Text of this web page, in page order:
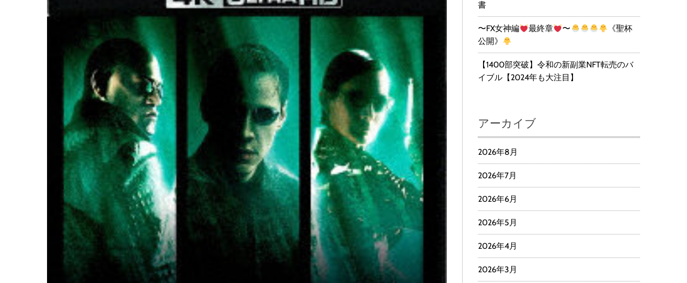
ョ
ン
2
枚
組
書
〜FX女神編 最終章 〜
《聖杯
公開》
【1400部突破】令和の新副業NFT転売のバ
イブル【2024年も大注目】
アーカイブ
2026年8月
2026年7月
2026年6月
2026年5月
2026年4月
2026年3月